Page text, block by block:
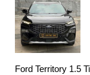
Ford Territory 1.5